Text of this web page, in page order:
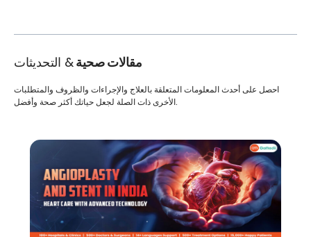
مقالات صحية& التحديثات
احصل على أحدث المعلومات المتعلقة بالعلاج والإجراءات والظروف والمتطلبات
الأخرى ذات الصلة لجعل حياتك أكثر صحة وأفضل.